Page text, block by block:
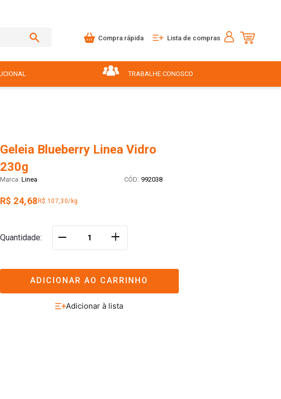
Compra rápida Lista de compras
TRABALHE CONOSCO
Geleia Blueberry Linea Vidro
230g
Linea : 992038
R$ 24,68R$ 107,30/kg
Quantidade ＋
ADICIONAR AO CARRINHO